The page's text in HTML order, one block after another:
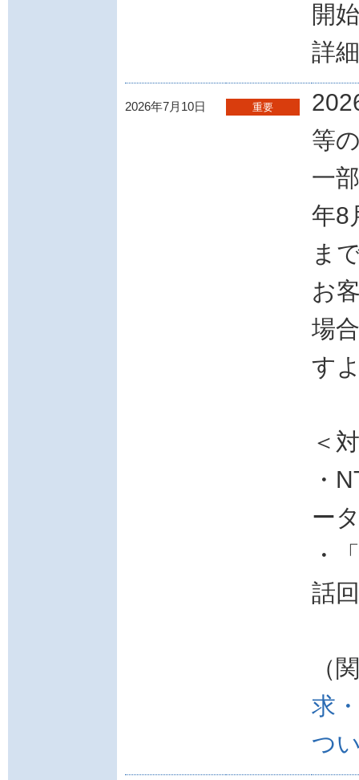
開
詳
2026年7月10日 重要
等
一
年8
ま
お
場
す
＜
・
ー
・
話
（
求
つ